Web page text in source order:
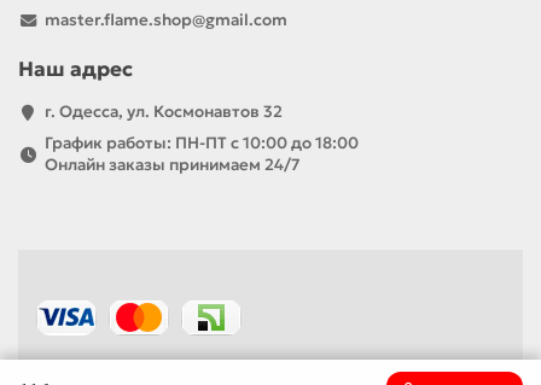
master.flame.shop@gmail.com
Наш адрес
г. Одесса, ул. Космонавтов 32
График работы: ПН-ПТ с 10:00 до 18:00
Онлайн заказы принимаем 24/7